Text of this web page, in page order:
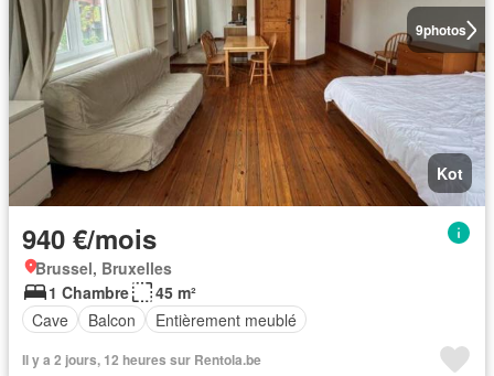
9photos
Kot
940 €/mois
Brussel, Bruxelles
1 Chambre
45 m²
Cave
Balcon Entièrement meublé
Il y a 2 jours, 12 heures sur Rentola.be